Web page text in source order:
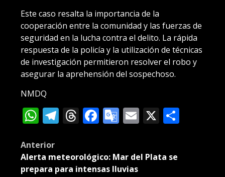
Este caso resalta la importancia de la
cooperación entre la comunidad y las fuerzas de
seguridad en la lucha contra el delito. La rápida
respuesta de la policía y la utilización de técnicas
de investigación permitieron resolver el robo y
asegurar la aprehensión del sospechoso.
NMDQ
WhatsApp
Telegram
Threads
Facebook
Google
Translate
Email
X
Post
navigation
Anterior
Alerta meteorológico: Mar del Plata se
prepara para intensas lluvias